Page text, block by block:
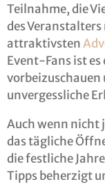
Teilnahme, die
des
attraktivsten
Event-Fans ist
vorbeizuschauen
unvergessliche
Auch wenn nicht
das tägliche
die festliche
Tipps beherzigt